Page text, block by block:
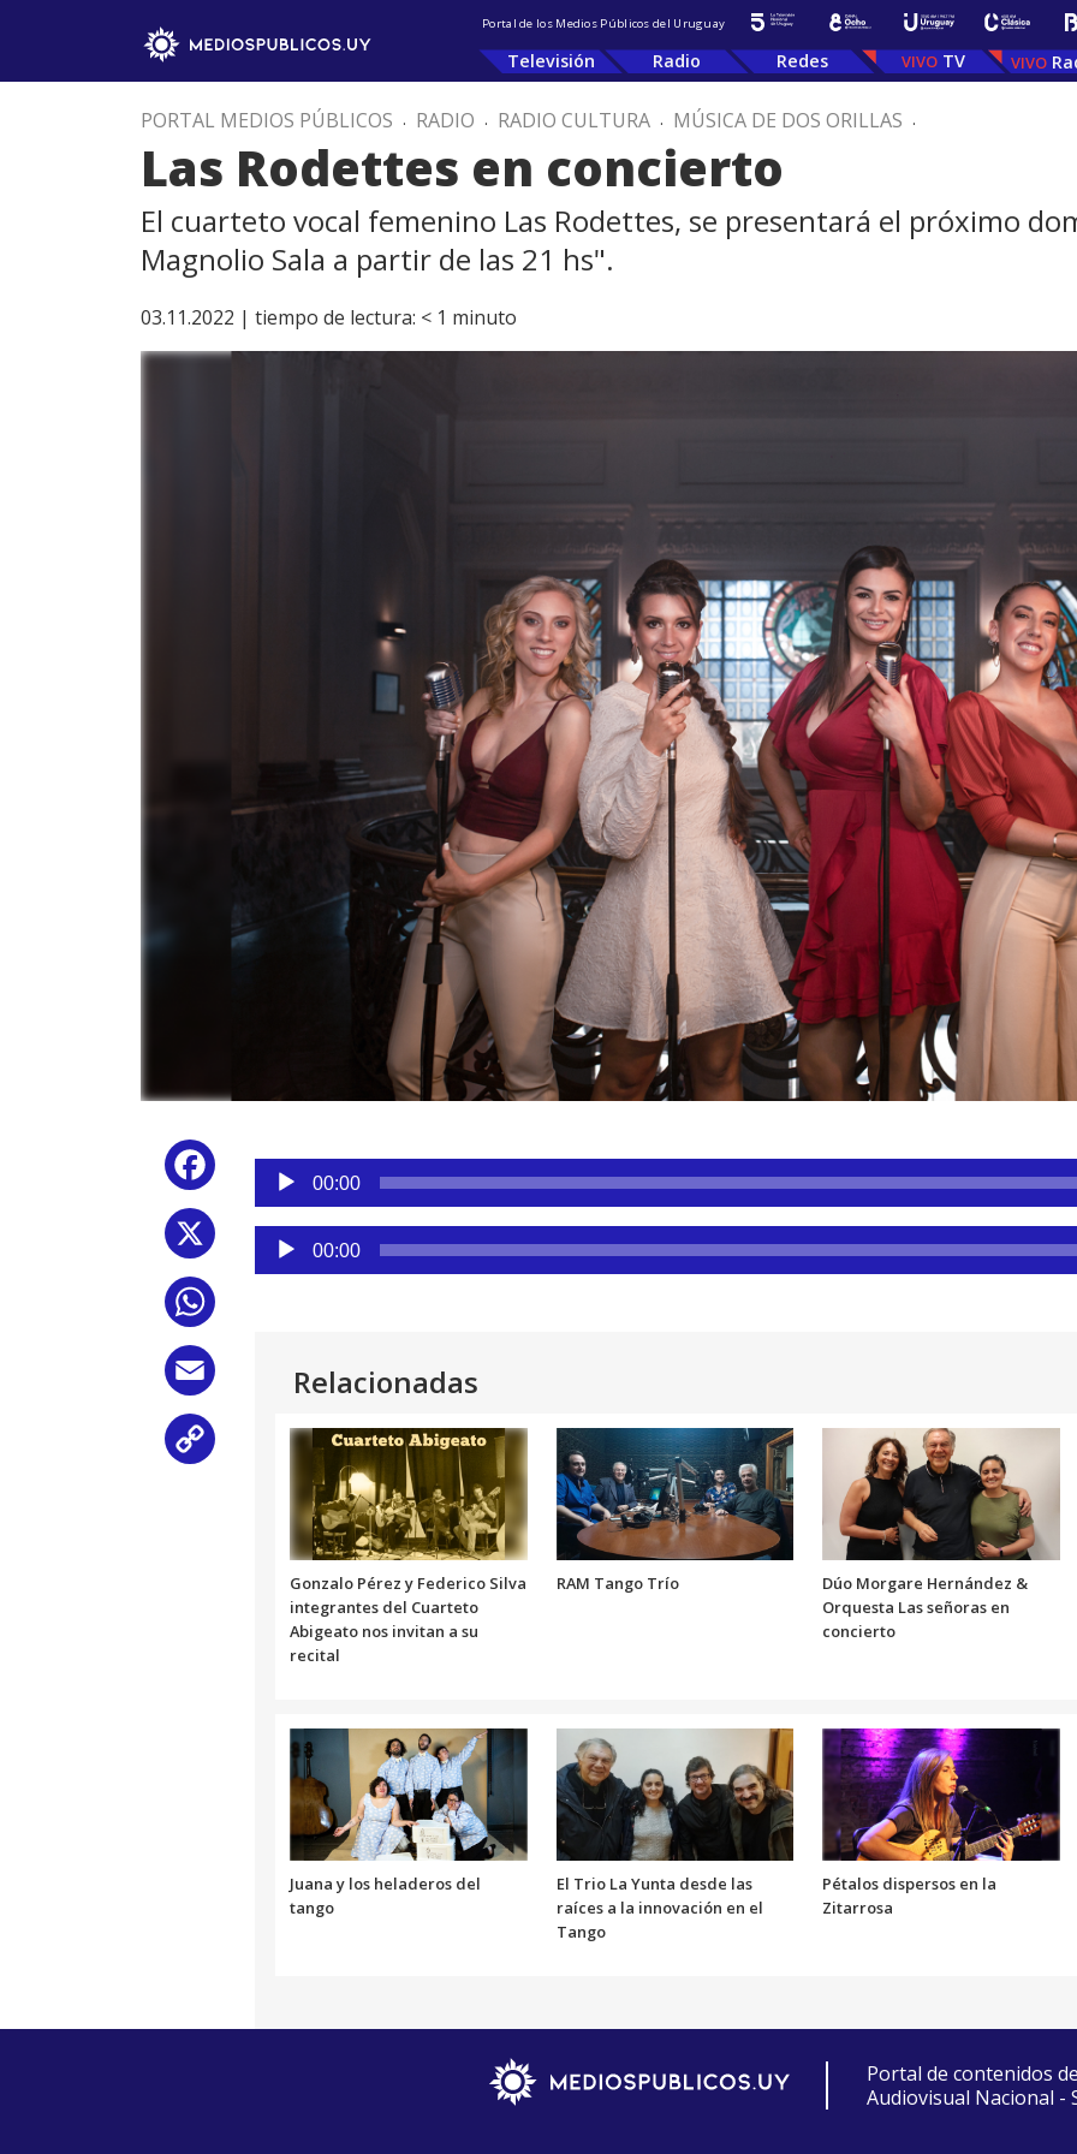
Portal de los Medios Públicos del Uruguay
Televisión Radio Redes TV
PORTAL MEDIOS PÚBLICOS . RADIO . RADIO CULTURA . MÚSICA DE DOS ORILLAS .
Las Rodettes en concierto
El cuarteto vocal femenino Las Rodettes, se presentará el próximo
Magnolio Sala a partir de las 21 hs".
03.11.2022 | tiempo de lectura: < 1 minuto
Facebook
Reproductor
audio
00:00
Reproductor
de
00:00
Relacionadas
Gonzalo Pérez y Federico Silva
integrantes del Cuarteto
Abigeato nos invitan a su
recital
RAM Tango Trío
Dúo Morgare Hernández &
Orquesta Las señoras en
concierto
Juana y los heladeros del
tango
El Trio La Yunta desde las
raíces a la innovación en el
Tango
Pétalos dispersos en la
Zitarrosa
Portal de contenidos
Audiovisual Nacional -